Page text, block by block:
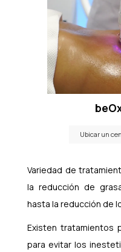
Ubicar un
Variedad de
la reducción de
hasta la reducción de
Existen tratamientos
para evitar los